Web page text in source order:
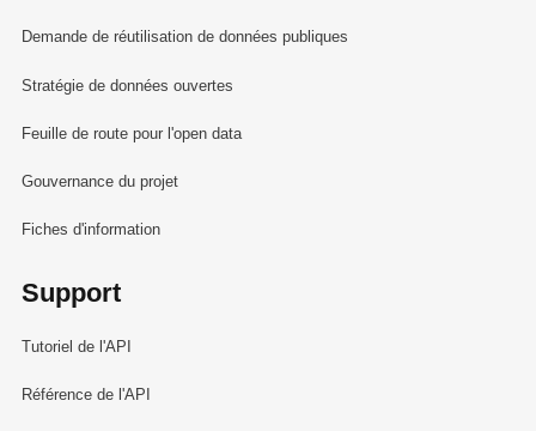
Demande de réutilisation de données publiques
Stratégie de données ouvertes
Feuille de route pour l'open data
Gouvernance du projet
Fiches d'information
Support
Tutoriel de l'API
Référence de l'API